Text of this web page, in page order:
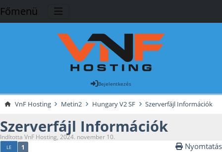
Főmenü
Bejelentkezés
VnF Hosting Metin2 Hungary V2 SF Szerverfájl Információk
Szerverfájl Információk
Indította VnF Hosting, 2024. november 10.
LE 1 Nyomtatás